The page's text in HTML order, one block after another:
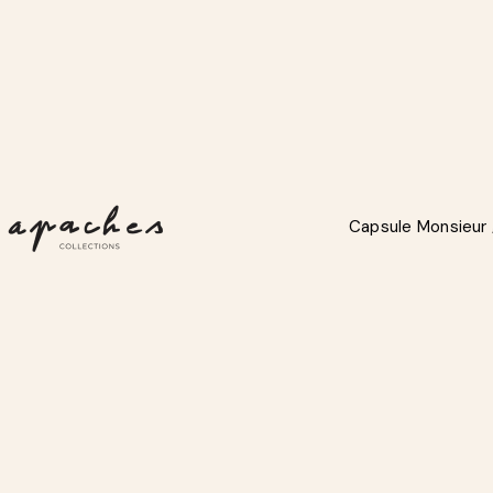
Apaches Collections
Capsule Monsieur